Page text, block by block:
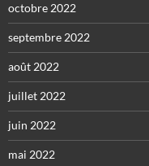
octobre 2022
septembre 2022
août 2022
juillet 2022
juin 2022
mai 2022